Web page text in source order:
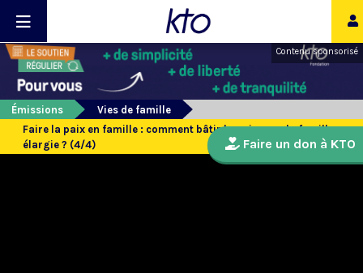
Contenu sponsorisé
Émissions
Vies de famille
Faire la paix en famille : comment bâtir la paix avec la famille
élargie ? (4/4)
Faire un don à KTO